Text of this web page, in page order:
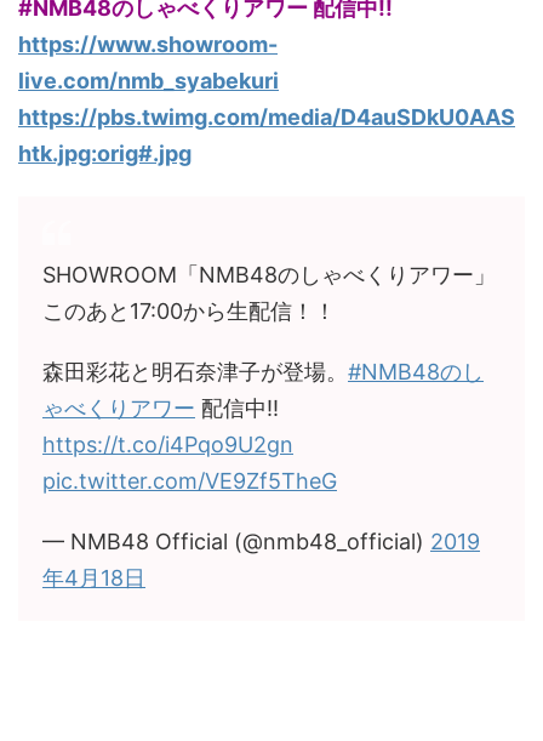
#NMB48のしゃべくりアワー 配信中!!
https://www.showroom-
live.com/nmb_syabekuri
https://pbs.twimg.com/media/D4auSDkU0AAS
htk.jpg:orig#.jpg
SHOWROOM「NMB48のしゃべくりアワー」
このあと17:00から生配信！！
森田彩花と明石奈津子が登場。 #NMB48のし
ゃべくりアワー 配信中!!
https://t.co/i4Pqo9U2gn
pic.twitter.com/VE9Zf5TheG
— NMB48 Official (@nmb48_official) 2019
年4月18日